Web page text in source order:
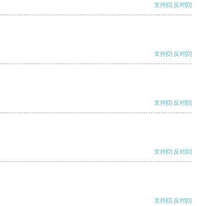
支持[0] 反对[0]
支持[0] 反对[0]
支持[0] 反对[0]
支持[0] 反对[0]
支持[0] 反对[0]